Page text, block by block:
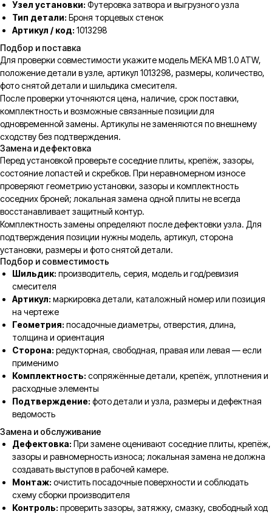
Узел установки: Футеровка затвора и выгрузного узла
Тип детали: Броня торцевых стенок
Артикул / код: 1013298
Подбор и поставка
Для проверки совместимости укажите модель MEKA MB 1.0 ATW,
положение детали в узле, артикул 1013298, размеры, количество,
фото снятой детали и шильдика смесителя.
После проверки уточняются цена, наличие, срок поставки,
комплектность и возможные связанные позиции для
одновременной замены. Артикулы не заменяются по внешнему
сходству без подтверждения.
Замена и дефектовка
Перед установкой проверьте соседние плиты, крепёж, зазоры,
состояние лопастей и скребков. При неравномерном износе
проверяют геометрию установки, зазоры и комплектность
соседних броней; локальная замена одной плиты не всегда
восстанавливает защитный контур.
Комплектность замены определяют после дефектовки узла. Для
подтверждения позиции нужны модель, артикул, сторона
установки, размеры и фото снятой детали.
Подбор и совместимость
Шильдик: производитель, серия, модель и год/ревизия
смесителя
Артикул: маркировка детали, каталожный номер или позиция
на чертеже
Геометрия: посадочные диаметры, отверстия, длина,
толщина и ориентация
Сторона: редукторная, свободная, правая или левая — если
применимо
Комплектность: сопряжённые детали, крепёж, уплотнения и
расходные элементы
Подтверждение: фото детали и узла, размеры и дефектная
ведомость
Замена и обслуживание
Дефектовка: При замене оценивают соседние плиты, крепёж,
зазоры и равномерность износа; локальная замена не должна
создавать выступов в рабочей камере.
Монтаж: очистить посадочные поверхности и соблюдать
схему сборки производителя
Контроль: проверить зазоры, затяжку, смазку, свободный ход